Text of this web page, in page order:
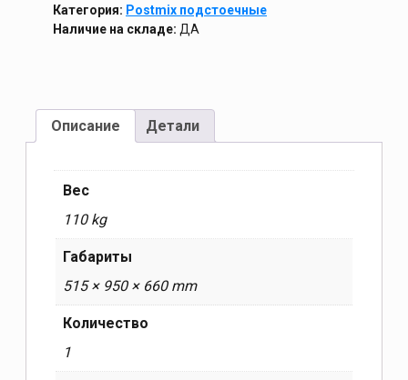
Категория: Postmix подстоечные
Наличие на складе: ДА
Описание Детали
Вес
110 kg
Габариты
515 × 950 × 660 mm
Количество
1